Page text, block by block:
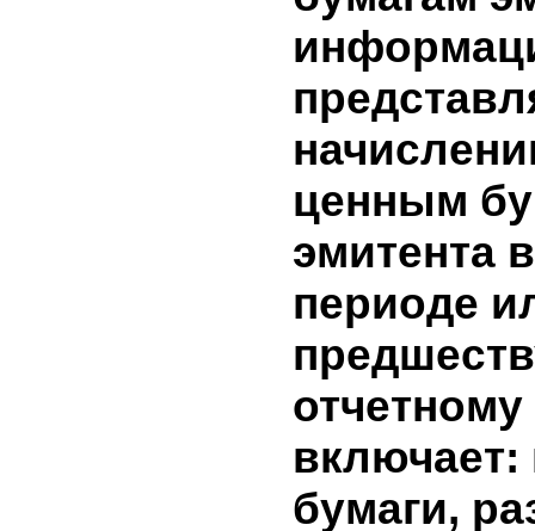
нет
8.
период.
нет